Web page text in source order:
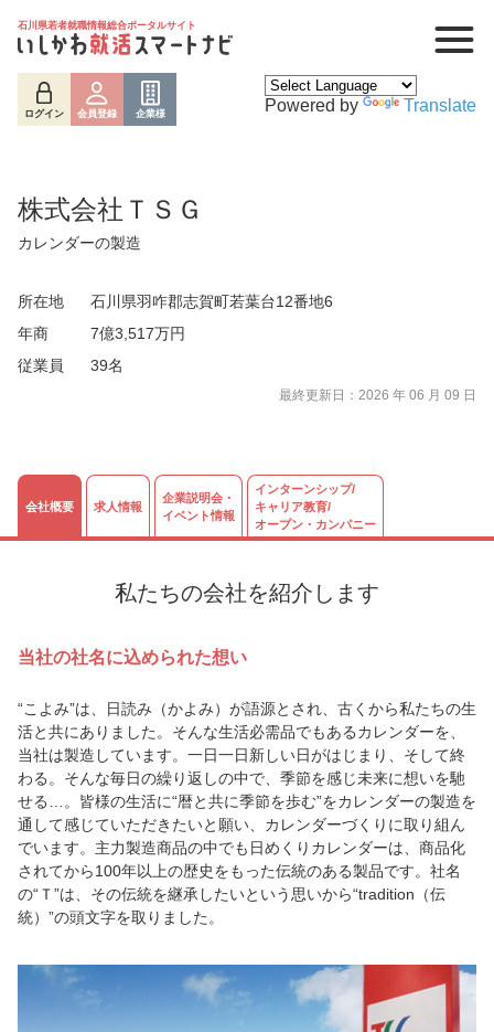
石川県若者就職情報総合ポータルサイト
ログイン 会員登録 企業様 Powered by Translate
ログイン 会員登録
株式会社ＴＳＧ
カレンダーの製造
所在地
石川県羽咋郡志賀町若葉台12番地6
年商
7億3,517万円
従業員
39名
最終更新日：2026 年 06 月 09 日
会社概要 求人情報
企業説明会・
イベント情報
インターンシップ/
キャリア教育/
オープン・カンパニー
私たちの会社を紹介します
当社の社名に込められた想い
“こよみ”は、日読み（かよみ）が語源とされ、古くから私たちの生
活と共にありました。そんな生活必需品でもあるカレンダーを、
当社は製造しています。一日一日新しい日がはじまり、そして終
わる。そんな毎日の繰り返しの中で、季節を感じ未来に想いを馳
せる…。皆様の生活に“暦と共に季節を歩む”をカレンダーの製造を
通して感じていただきたいと願い、カレンダーづくりに取り組ん
でいます。主力製造商品の中でも日めくりカレンダーは、商品化
されてから100年以上の歴史をもった伝統のある製品です。社名
の“Ｔ”は、その伝統を継承したいという思いから“tradition（伝
統）”の頭文字を取りました。